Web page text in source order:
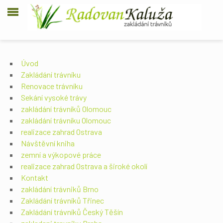
Úvod
Zakládání trávníku
Renovace trávníku
Sekání vysoké trávy
zakládání trávníků Olomouc
zakládání trávníku Olomouc
realizace zahrad Ostrava
Návštěvní kniha
zemní a výkopové práce
realizace zahrad Ostrava a široké okolí
Kontakt
zakládání trávniků Brno
Zakládání trávníků Třinec
Zakládání trávníků Český Těšín